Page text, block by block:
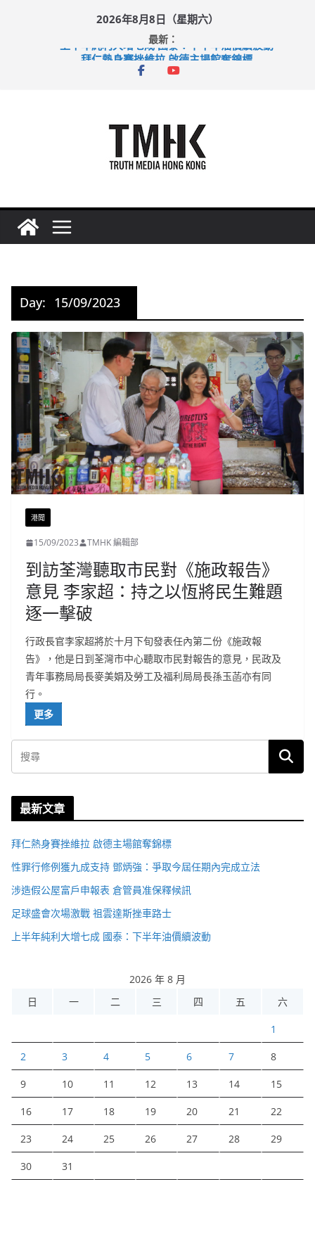
2026年8月8日（星期六）
最新：
上半年純利大增七成 國泰：下半年油價續波動
拜仁熱身賽挫維拉 啟德主場館奪錦標
性罪行修例獲九成支持 鄧炳強：爭取今屆任期內完成立法
Day: 15/09/2023
港聞
15/09/2023 TMHK 編輯部
到訪荃灣聽取市民對《施政報告》
意見 李家超：持之以恆將民生難題
逐一擊破
行政長官李家超將於十月下旬發表任內第二份《施政報
告》，他是日到荃灣市中心聽取市民對報告的意見，民政及
青年事務局局長麥美娟及勞工及福利局局長孫玉菡亦有同
行。
更多
最新文章
拜仁熱身賽挫維拉 啟德主場館奪錦標
性罪行修例獲九成支持 鄧炳強：爭取今屆任期內完成立法
涉造假公屋富戶申報表 倉管員准保釋候訊
足球盛會次場激戰 祖雲達斯挫車路士
上半年純利大增七成 國泰：下半年油價續波動
2026 年 8 月
日
一 二 三 四 五 六
1
2 3 4 5 6 7 8
9 10 11 12 13 14 15
16 17 18 19 20 21 22
23 24 25 26 27 28 29
30 31